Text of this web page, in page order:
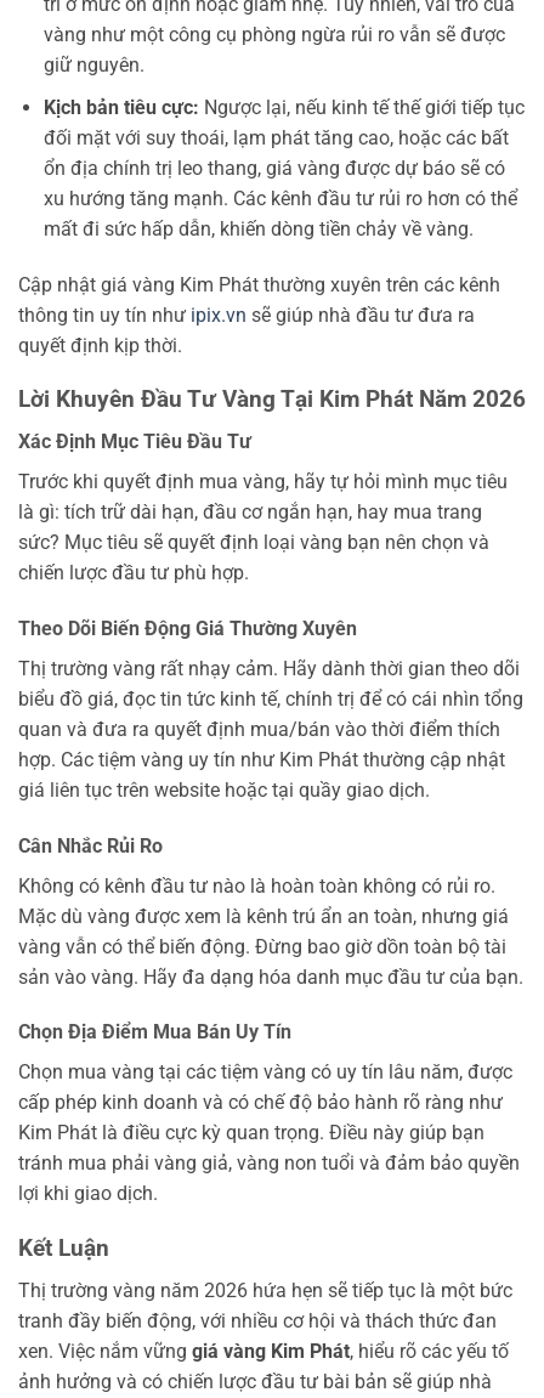
vàng như một công cụ phòng ngừa rủi ro vẫn sẽ được
giữ nguyên.
Kịch bản tiêu cực: Ngược lại, nếu kinh tế thế giới tiếp tục
đối mặt với suy thoái, lạm phát tăng cao, hoặc các bất
ổn địa chính trị leo thang, giá vàng được dự báo sẽ có
xu hướng tăng mạnh. Các kênh đầu tư rủi ro hơn có thể
mất đi sức hấp dẫn, khiến dòng tiền chảy về vàng.
Cập nhật giá vàng Kim Phát thường xuyên trên các kênh
thông tin uy tín như ipix.vn sẽ giúp nhà đầu tư đưa ra
quyết định kịp thời.
Lời Khuyên Đầu Tư Vàng Tại Kim Phát Năm 2026
Xác Định Mục Tiêu Đầu Tư
Trước khi quyết định mua vàng, hãy tự hỏi mình mục tiêu
là gì: tích trữ dài hạn, đầu cơ ngắn hạn, hay mua trang
sức? Mục tiêu sẽ quyết định loại vàng bạn nên chọn và
chiến lược đầu tư phù hợp.
Theo Dõi Biến Động Giá Thường Xuyên
Thị trường vàng rất nhạy cảm. Hãy dành thời gian theo dõi
biểu đồ giá, đọc tin tức kinh tế, chính trị để có cái nhìn tổng
quan và đưa ra quyết định mua/bán vào thời điểm thích
hợp. Các tiệm vàng uy tín như Kim Phát thường cập nhật
giá liên tục trên website hoặc tại quầy giao dịch.
Cân Nhắc Rủi Ro
Không có kênh đầu tư nào là hoàn toàn không có rủi ro.
Mặc dù vàng được xem là kênh trú ẩn an toàn, nhưng giá
vàng vẫn có thể biến động. Đừng bao giờ dồn toàn bộ tài
sản vào vàng. Hãy đa dạng hóa danh mục đầu tư của bạn.
Chọn Địa Điểm Mua Bán Uy Tín
Chọn mua vàng tại các tiệm vàng có uy tín lâu năm, được
cấp phép kinh doanh và có chế độ bảo hành rõ ràng như
Kim Phát là điều cực kỳ quan trọng. Điều này giúp bạn
tránh mua phải vàng giả, vàng non tuổi và đảm bảo quyền
lợi khi giao dịch.
Kết Luận
Thị trường vàng năm 2026 hứa hẹn sẽ tiếp tục là một bức
tranh đầy biến động, với nhiều cơ hội và thách thức đan
xen. Việc nắm vững giá vàng Kim Phát, hiểu rõ các yếu tố
ảnh hưởng và có chiến lược đầu tư bài bản sẽ giúp nhà